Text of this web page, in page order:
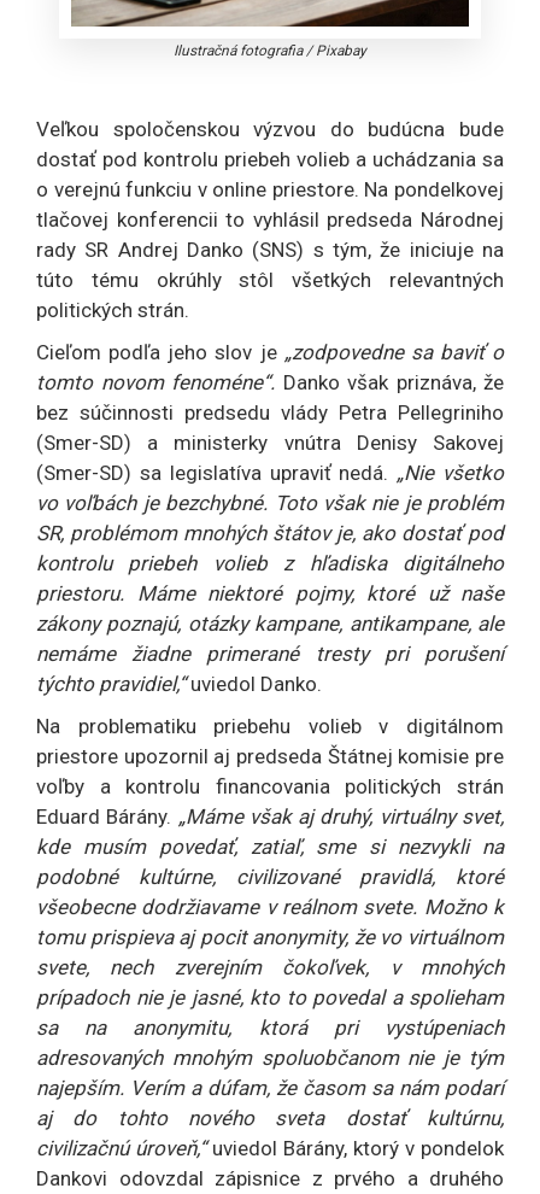
Ilustračná fotografia/Pixabay
Veľkou spoločenskou výzvou do budúcna bude
dostať pod kontrolu priebeh volieb a uchádzania sa
o verejnú funkciu v online priestore. Na pondelkovej
tlačovej konferencii to vyhlásil predseda Národnej
rady SR Andrej Danko (SNS) s tým, že iniciuje na
túto tému okrúhly stôl všetkých relevantných
politických strán.
Cieľom podľa jeho slov je„zodpovedne sa baviť o
tomto novom fenoméne“. Danko však priznáva, že
bez súčinnosti predsedu vlády Petra Pellegriniho
(Smer-SD) a ministerky vnútra Denisy Sakovej
(Smer-SD) sa legislatíva upraviť nedá. „Nie všetko
vo voľbách je bezchybné. Toto však nie je problém
SR, problémom mnohých štátov je, ako dostať pod
kontrolu priebeh volieb z hľadiska digitálneho
priestoru. Máme niektoré pojmy, ktoré už naše
zákony poznajú, otázky kampane, antikampane, ale
nemáme žiadne primerané tresty pri porušení
týchto pravidiel,“uviedol Danko.
Na problematiku priebehu volieb v digitálnom
priestore upozornil aj predseda Štátnej komisie pre
voľby a kontrolu financovania politických strán
Eduard Bárány. „Máme však aj druhý, virtuálny svet,
kde musím povedať, zatiaľ, sme si nezvykli na
podobné kultúrne, civilizované pravidlá, ktoré
všeobecne dodržiavame v reálnom svete. Možno k
tomu prispieva aj pocit anonymity, že vo virtuálnom
svete, nech zverejním čokoľvek, v mnohých
prípadoch nie je jasné, kto to povedal a spolieham
sa na anonymitu, ktorá pri vystúpeniach
adresovaných mnohým spoluobčanom nie je tým
najepším. Verím a dúfam, že časom sa nám podarí
aj do tohto nového sveta dostať kultúrnu,
civilizačnú úroveň,“uviedol Bárány, ktorý v pondelok
Dankovi odovzdal zápisnice z prvého a druhého